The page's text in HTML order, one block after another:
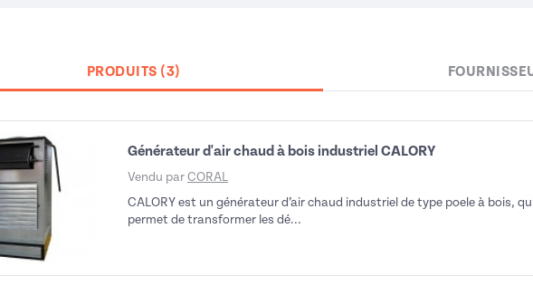
PRODUITS (3)
Générateur d'air chaud à bois industriel CALORY
Vendu par CORAL
CALORY est un générateur d’air chaud industriel de type poele à bois,
permet de transformer les dé...